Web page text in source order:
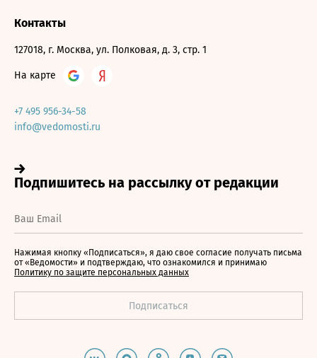
Контакты
127018, г. Москва, ул. Полковая, д. 3, стр. 1
На карте
+7 495 956-34-58
info@vedomosti.ru
Нажимая кнопку «Подписаться», я даю свое согласие получать письма
от «Ведомости» и подтверждаю, что ознакомился и принимаю
Политику по защите персональных данных